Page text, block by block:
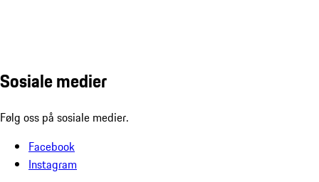
Sosiale medier
Følg oss på sosiale medier.
Facebook
Instagram